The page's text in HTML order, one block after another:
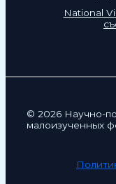
National
© 2026 Научно-
малоизученных